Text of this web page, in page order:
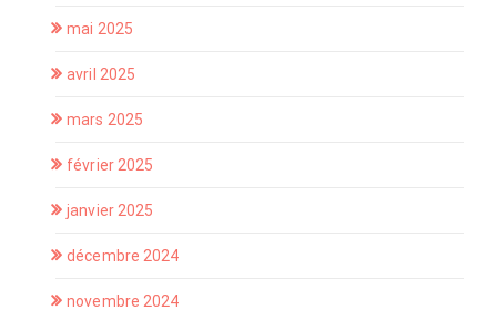
mai 2025
avril 2025
mars 2025
février 2025
janvier 2025
décembre 2024
novembre 2024